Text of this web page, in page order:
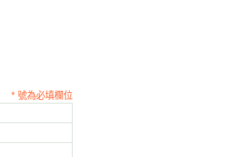
* 號為必填欄位